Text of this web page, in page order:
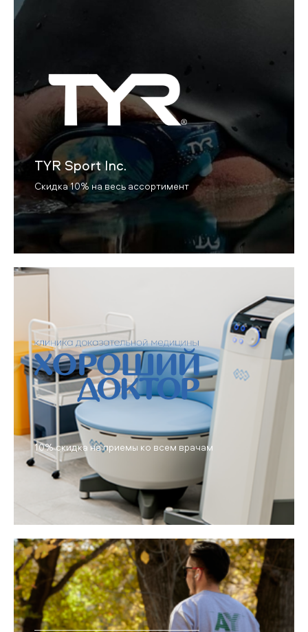
TYR Sport Inc.
Скидка 10% на весь ассортимент
10% скидка на приемы ко всем врачам